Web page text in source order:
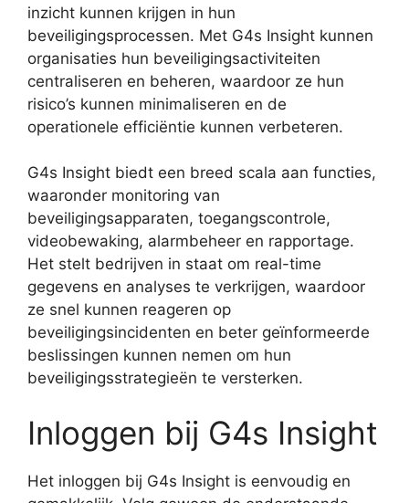
inzicht kunnen krijgen in hun
beveiligingsprocessen. Met G4s Insight kunnen
organisaties hun beveiligingsactiviteiten
centraliseren en beheren, waardoor ze hun
risico’s kunnen minimaliseren en de
operationele efficiëntie kunnen verbeteren.
G4s Insight biedt een breed scala aan functies,
waaronder monitoring van
beveiligingsapparaten, toegangscontrole,
videobewaking, alarmbeheer en rapportage.
Het stelt bedrijven in staat om real-time
gegevens en analyses te verkrijgen, waardoor
ze snel kunnen reageren op
beveiligingsincidenten en beter geïnformeerde
beslissingen kunnen nemen om hun
beveiligingsstrategieën te versterken.
Inloggen bij G4s Insight
Het inloggen bij G4s Insight is eenvoudig en